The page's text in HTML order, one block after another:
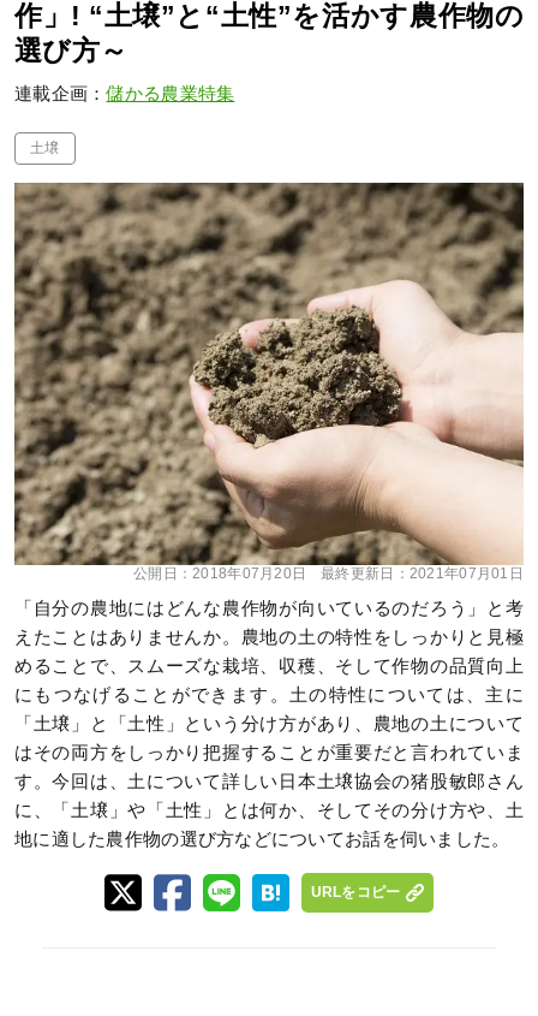
作」! “土壌”と“土性”を活かす農作物の
選び方～
連載企画：儲かる農業特集
土壌
公開日：2018年07月20日 最終更新日： 2021年07月01日
「自分の農地にはどんな農作物が向いているのだろう」と考
えたことはありませんか。農地の土の特性をしっかりと見極
めることで、スムーズな栽培、収穫、そして作物の品質向上
にもつなげることができます。土の特性については、主に
「土壌」と「土性」という分け方があり、農地の土について
はその両方をしっかり把握することが重要だと言われていま
す。今回は、土について詳しい日本土壌協会の猪股敏郎さん
に、「土壌」や「土性」とは何か、そしてその分け方や、土
地に適した農作物の選び方などについてお話を伺いました。
URLをコピー